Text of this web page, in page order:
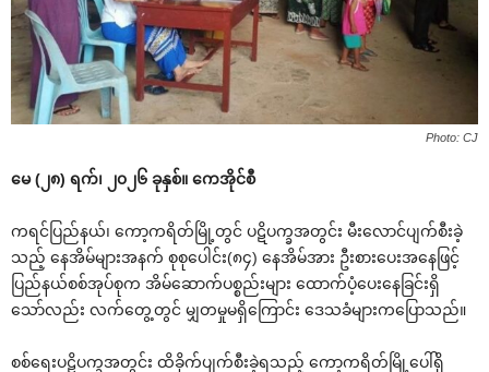
Photo: CJ
မေ (၂၈) ရက်၊ ၂၀၂၆ ခုနှစ်။ ကေအိုင်စီ
ကရင်ပြည်နယ်၊ ကော့ကရိတ်မြို့တွင် ပဋိပက္ခအတွင်း မီးလောင်ပျက်စီးခဲ့
သည့် နေအိမ်များအနက် စုစုပေါင်း(၈၄) နေအိမ်အား ဦးစားပေးအနေဖြင့်
ပြည်နယ်စစ်အုပ်စုက အိမ်ဆောက်ပစ္စည်းများ ထောက်ပံ့ပေးနေခြင်းရှိ
သော်လည်း လက်တွေ့တွင် မျှတမှုမရှိကြောင်း ဒေသခံများကပြောသည်။
စစ်ရေးပဋိပက္ခအတွင်း ထိခိုက်ပျက်စီးခဲ့ရသည့် ကော့ကရိတ်မြို့ပေါ်ရှိ